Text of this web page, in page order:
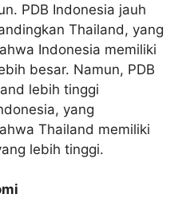
PDB Indonesia jauh
Thailand, yang
Indonesia memiliki
besar. Namun, PDB
lebih tinggi
yang
Thailand memiliki
lebih tinggi.